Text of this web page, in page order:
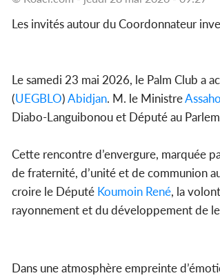
Les invités autour du Coordonnateur
Le samedi 23 mai 2026, le Palm Club a
(UEGBLO)Abidjan. M. le Ministre
Diabo-Languibonou et Député au
Cette rencontre d’envergure, marquée
de fraternité, d’unité et de communion
croire le Député Koumoin René, la
rayonnement et du développement de
Dans une atmosphère empreinte